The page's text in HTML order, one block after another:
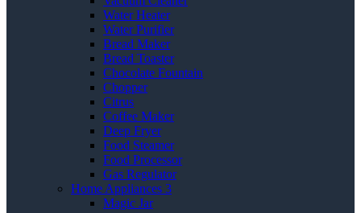
Water Heater
Water Purifier
Bread Maker
Bread Toaster
Chocolate Fountain
Chopper
Citrus
Coffee Maker
Deep Fryer
Food Steamer
Food Processor
Gas Regulator
Home Appliances 3
Magic Jar